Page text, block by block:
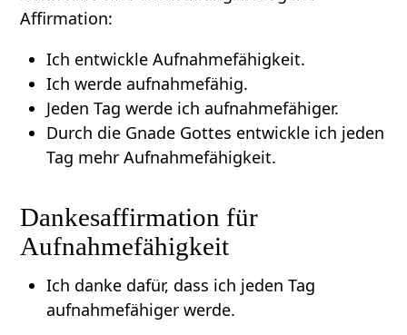
Affirmation:
Ich entwickle Aufnahmefähigkeit.
Ich werde aufnahmefähig.
Jeden Tag werde ich aufnahmefähiger.
Durch die Gnade Gottes entwickle ich jeden
Tag mehr Aufnahmefähigkeit.
Dankesaffirmation für
Aufnahmefähigkeit
Ich danke dafür, dass ich jeden Tag
aufnahmefähiger werde.